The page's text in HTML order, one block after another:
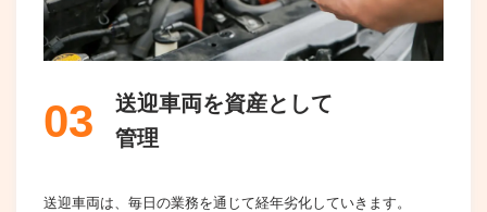
03
送迎車両を資産として
管理
送迎車両は、毎日の業務を通じて経年劣化していきます。